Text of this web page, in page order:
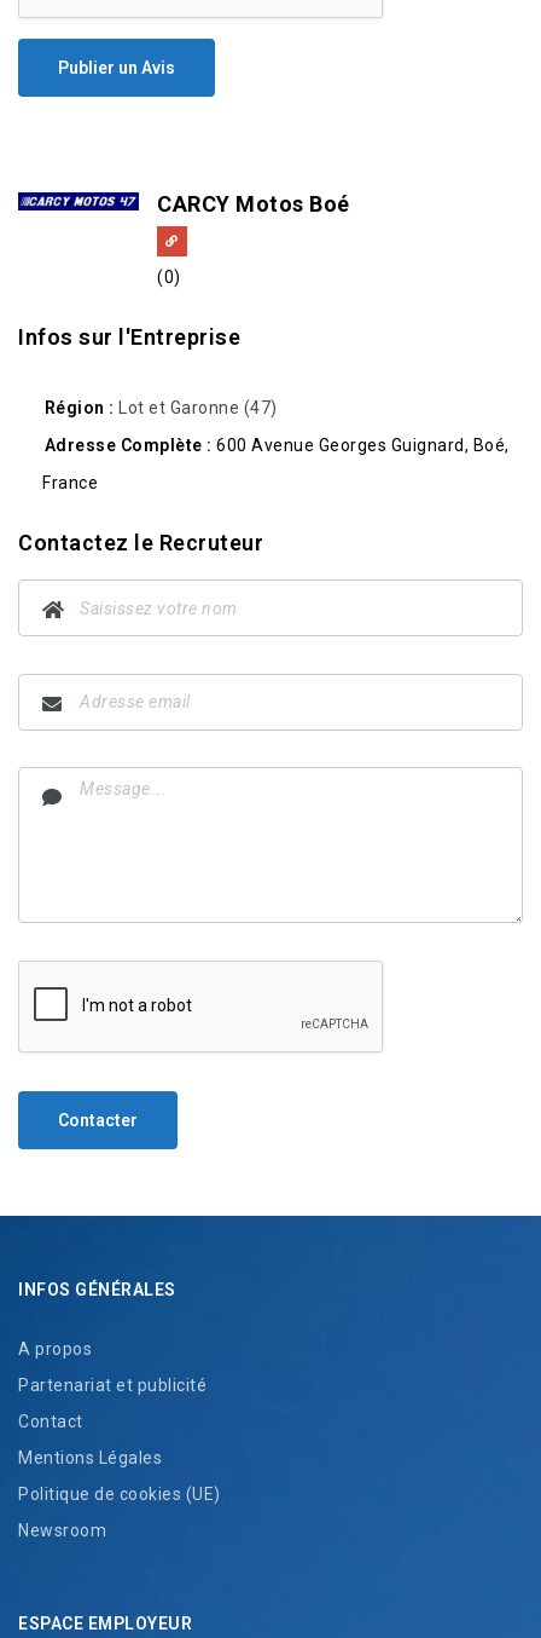
Publier un Avis
CARCY Motos Boé
(0)
Infos sur l'Entreprise
Région
Lot et Garonne (47)
Adresse Complète
600 Avenue Georges Guignard, Boé,
France
Contactez le Recruteur
Contacter
INFOS GÉNÉRALES
A propos
Partenariat et publicité
Contact
Mentions Légales
Politique de cookies (UE)
Newsroom
ESPACE EMPLOYEUR